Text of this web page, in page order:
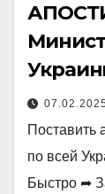
07.02.2025
Поcтавить
по всей
Быстро ➦